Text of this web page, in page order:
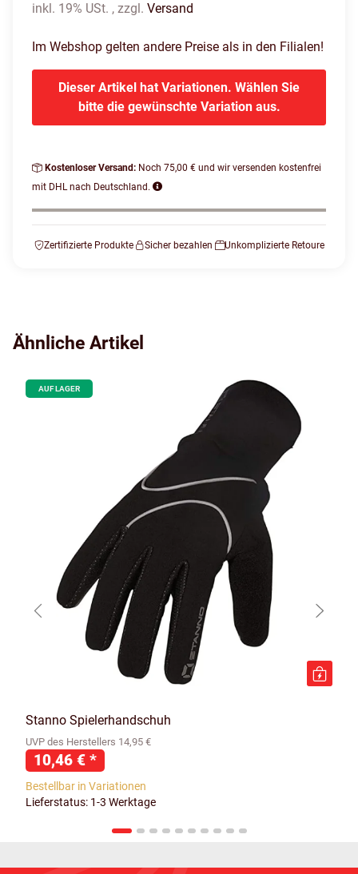
inkl. 19% USt. , zzgl. Versand
Im Webshop gelten andere Preise als in den Filialen!
Dieser Artikel hat Variationen. Wählen Sie
bitte die gewünschte Variation aus.
Kostenloser Versand: Noch 75,00 € und wir versenden kostenfrei
mit DHL nach Deutschland.
Zertifizierte Produkte Sicher bezahlen Unkomplizierte Retoure
Ähnliche Artikel
AUF LAGER
Stanno Spielerhandschuh
UVP des Herstellers 14,95 €
10,46 € *
Bestellbar in Variationen
Lieferstatus: 1-3 Werktage